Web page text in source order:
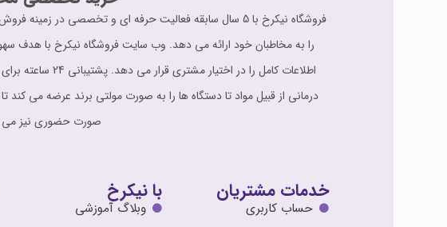
فروشگاه نیکرخ با 5 سال سابقه فعالیت حرفه ای و
را به مخاطبان خود ارائه می دهد. وب سایت فروشگاه نیکرخ با هدف
اطلاعات کامل
درمانی از قبیل مواد تا دستگاه ها را به صورت مولتی برند عرضه می کند
صورت حضوری نیز می
خدمات مشتریان
حساب کاربری
با نیکرخ
وبلاگ آموزشی